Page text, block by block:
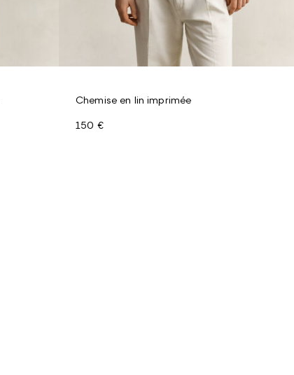
Chemise en lin imprimée
150 €